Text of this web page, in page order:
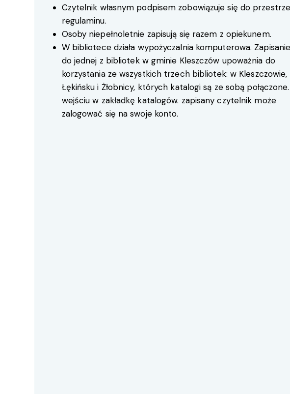
Czytelnik własnym podpisem zobowiązuje się do
regulaminu.
Osoby niepełnoletnie zapisują się razem z opiekunem.
W bibliotece działa wypożyczalnia komputerowa.
do jednej z bibliotek w gminie Kleszczów upoważnia do
korzystania ze wszystkich trzech bibliotek: w Kleszczowie,
Łękińsku i Żłobnicy, których katalogi są ze sobą
wejściu w zakładkę katalogów. zapisany czytelnik może
zalogować się na swoje konto.